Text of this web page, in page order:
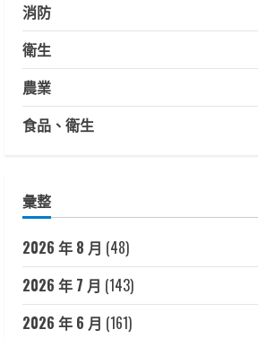
消防
衛生
農業
食品、衛生
彙整
2026 年 8 月 (48)
2026 年 7 月 (143)
2026 年 6 月 (161)